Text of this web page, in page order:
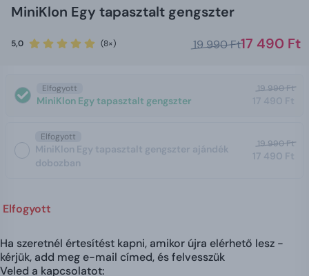
MiniKlon Egy tapasztalt gengszter
5,0 (8×) 19 990 Ft17 490 Ft
Elfogyott
MiniKlon Egy tapasztalt gengszter
19 990 Ft
17 490 Ft
Elfogyott
MiniKlon Egy tapasztalt gengszter ajándék
dobozban
19 990 Ft
17 490 Ft
Elfogyott
Ha szeretnél értesítést kapni, amikor újra elérhető lesz -
kérjük, add meg e-mail címed, és felvesszük
Veled a kapcsolatot: